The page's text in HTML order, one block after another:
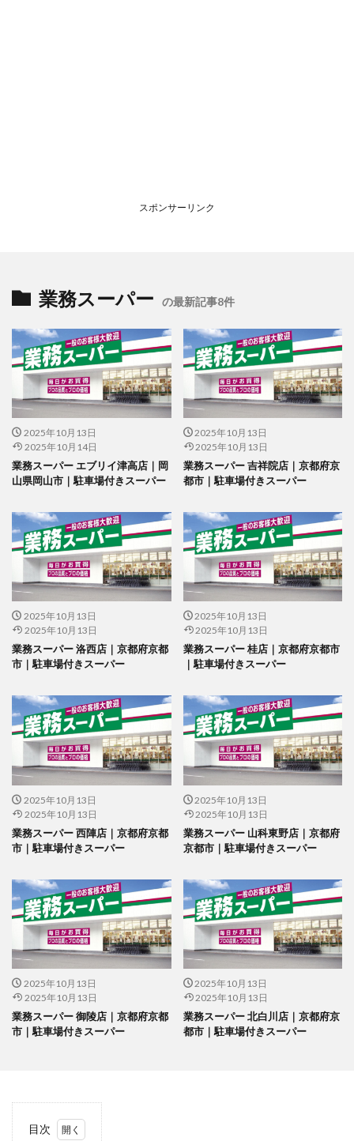
スポンサーリンク
業務スーパー の最新記事8件
2025年10月13日
2025年10月14日
業務スーパー エブリイ津高店｜岡
山県岡山市｜駐車場付きスーパー
2025年10月13日
2025年10月13日
業務スーパー 吉祥院店｜京都府京
都市｜駐車場付きスーパー
2025年10月13日
2025年10月13日
業務スーパー 洛西店｜京都府京都
市｜駐車場付きスーパー
2025年10月13日
2025年10月13日
業務スーパー 桂店｜京都府京都市
｜駐車場付きスーパー
2025年10月13日
2025年10月13日
業務スーパー 西陣店｜京都府京都
市｜駐車場付きスーパー
2025年10月13日
2025年10月13日
業務スーパー 山科東野店｜京都府
京都市｜駐車場付きスーパー
2025年10月13日
2025年10月13日
業務スーパー 御陵店｜京都府京都
市｜駐車場付きスーパー
2025年10月13日
2025年10月13日
業務スーパー 北白川店｜京都府京
都市｜駐車場付きスーパー
目次